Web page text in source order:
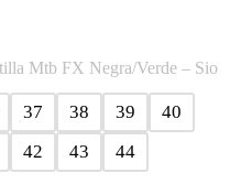
Mtb FX Negra/Verde – Sio
37 38 39
40
42 43 44